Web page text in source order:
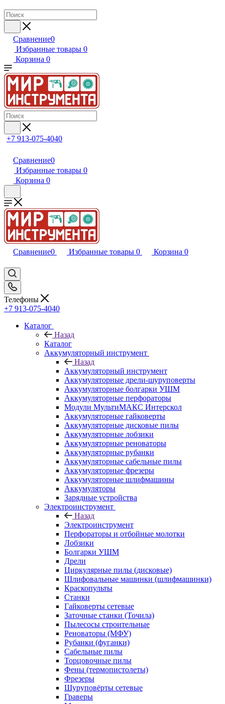
Сравнение0
Избранные товары 0
Корзина 0
+7 913-075-4040
Сравнение0
Избранные товары 0
Корзина 0
Сравнение0 Избранные товары 0 Корзина 0
Телефоны
+7 913-075-4040
Каталог
Назад
Каталог
Аккумуляторный инструмент
Назад
Аккумуляторный инструмент
Аккумуляторные дрели-шуруповерты
Аккумуляторные болгарки УШМ
Аккумуляторные перфораторы
Модули МультиМАКС Интерскол
Аккумуляторные гайковерты
Аккумуляторные дисковые пилы
Аккумуляторные лобзики
Аккумуляторные реноваторы
Аккумуляторные рубанки
Аккумуляторные сабельные пилы
Аккумуляторные фрезеры
Аккумуляторные шлифмашины
Аккумуляторы
Зарядные устройства
Электроинструмент
Назад
Электроинструмент
Перфораторы и отбойные молотки
Лобзики
Болгарки УШМ
Дрели
Циркулярные пилы (дисковые)
Шлифовальные машинки (шлифмашинки)
Краскопульты
Станки
Гайковерты сетевые
Заточные станки (Точила)
Пылесосы строительные
Реноваторы (МФУ)
Рубанки (фуганки)
Сабельные пилы
Торцовочные пилы
Фены (термопистолеты)
Фрезеры
Шуруповёрты сетевые
Граверы